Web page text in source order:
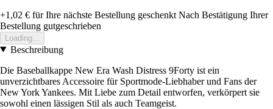
+1,02 € für Ihre nächste Bestellung geschenkt Nach Bestätigung Ihrer
Bestellung gutgeschrieben
Loading...
Beschreibung
Die Baseballkappe New Era Wash Distress 9Forty ist ein
unverzichtbares Accessoire für Sportmode-Liebhaber und Fans der
New York Yankees. Mit Liebe zum Detail entworfen, verkörpert sie
sowohl einen lässigen Stil als auch Teamgeist.